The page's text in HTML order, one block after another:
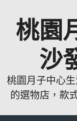
桃園
沙
桃園月子中心
的選物店，款